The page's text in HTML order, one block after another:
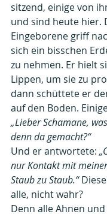
sitzend, einige von
und sind heute hier.
Eingeborene griff
sich ein bisschen
zu nehmen. Er hielt
Lippen, um sie zu
dann schüttete er
auf den Boden.
„Lieber Schamane,
denn da gemacht?“
Und er antwortete:
nur Kontakt mit
Staub zu Staub.“
alle, nicht wahr?
Denn alleAhnen und